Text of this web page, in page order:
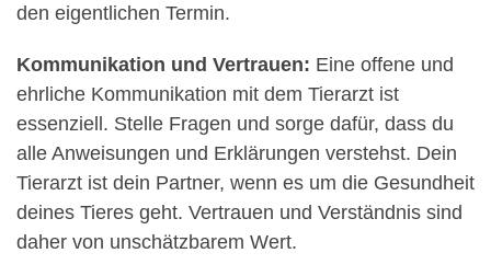
den eigentlichen Termin.
Kommunikation und Vertrauen: Eine offene und
ehrliche Kommunikation mit dem Tierarzt ist
essenziell. Stelle Fragen und sorge dafür, dass du
alle Anweisungen und Erklärungen verstehst. Dein
Tierarzt ist dein Partner, wenn es um die Gesundheit
deines Tieres geht. Vertrauen und Verständnis sind
daher von unschätzbarem Wert.